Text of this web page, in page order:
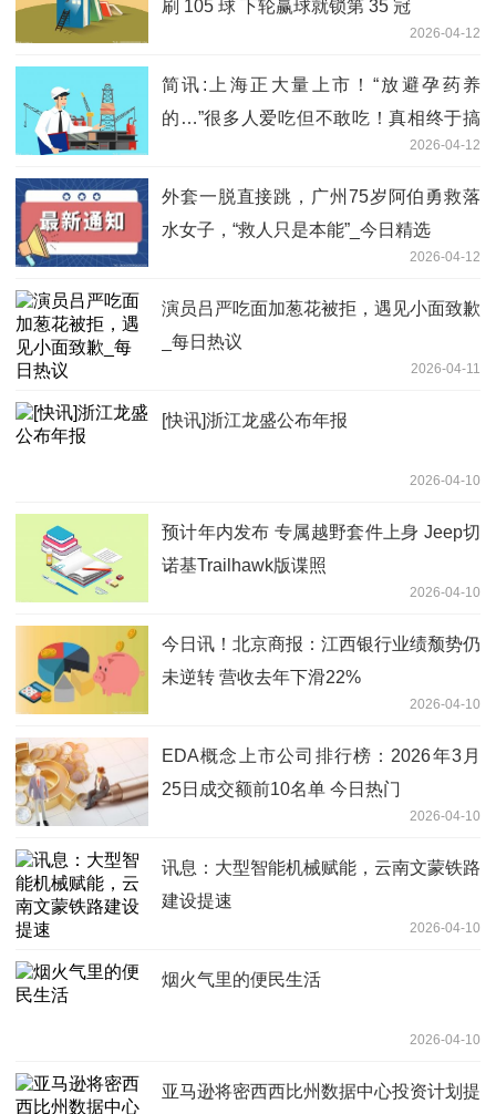
刷 105 球 下轮赢球就锁第 35 冠
2026-04-12
简讯:上海正大量上市！“放避孕药养
的…”很多人爱吃但不敢吃！真相终于搞
2026-04-12
外套一脱直接跳，广州75岁阿伯勇救落
水女子，“救人只是本能”_今日精选
2026-04-12
演员吕严吃面加葱花被拒，遇见小面致歉
_每日热议
2026-04-11
[快讯]浙江龙盛公布年报
2026-04-10
预计年内发布 专属越野套件上身 Jeep切
诺基Trailhawk版谍照
2026-04-10
今日讯！北京商报：江西银行业绩颓势仍
未逆转 营收去年下滑22%
2026-04-10
EDA概念上市公司排行榜：2026年3月
25日成交额前10名单 今日热门
2026-04-10
讯息：大型智能机械赋能，云南文蒙铁路
建设提速
2026-04-10
烟火气里的便民生活
2026-04-10
亚马逊将密西西比州数据中心投资计划提